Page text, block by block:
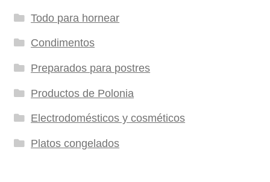
Todo para hornear
Condimentos
Preparados para postres
Productos de Polonia
Electrodomésticos y cosméticos
Platos congelados